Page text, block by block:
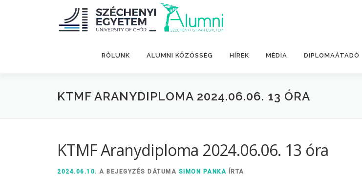
RÓLUNK ALUMNI KÖZÖSSÉG HÍREK MÉDIA DIPLOMAÁTADÓ
KTMF ARANYDIPLOMA 2024.06.06. 13 ÓRA
KTMF Aranydiploma 2024.06.06. 13 óra
2024.06.10. A BEJEGYZÉS DÁTUMA SIMON PANKA ÍRTA